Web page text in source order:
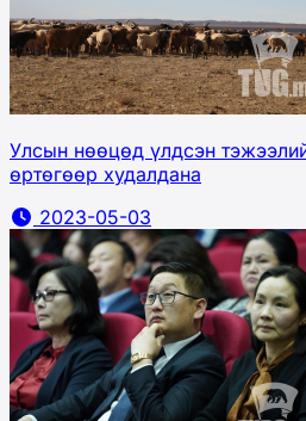
Улсын нөөцөд үлдсэн
өртөгөөр худалдана
2023-05-03